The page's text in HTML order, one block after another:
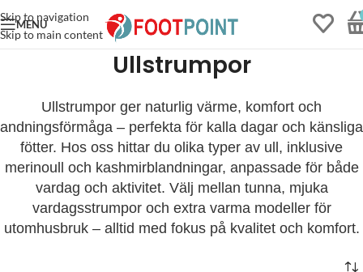
Skip to navigation
Skip to main content
MENU
Ullstrumpor
Ullstrumpor ger naturlig värme, komfort och
andningsförmåga – perfekta för kalla dagar och känsliga
fötter. Hos oss hittar du olika typer av ull, inklusive
merinoull och kashmirblandningar, anpassade för både
vardag och aktivitet. Välj mellan tunna, mjuka
vardagsstrumpor och extra varma modeller för
utomhusbruk – alltid med fokus på kvalitet och komfort.
Zonterapisula Bambu